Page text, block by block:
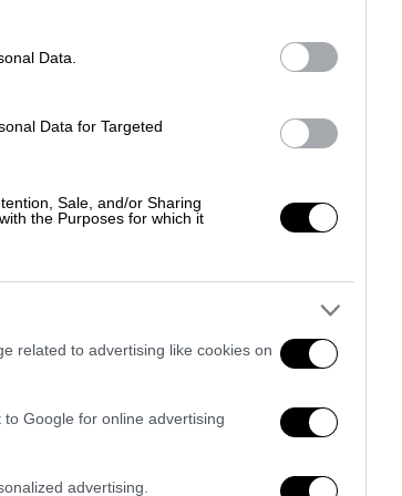
Data.
Data for Targeted
Sale, and/or Sharing
the Purposes for which it
related to advertising like cookies on
Google for online advertising
advertising.
OPEN για
να
αντιδράσεις για
της κάθε Ελληνίδας
|14.03.2025 06:11